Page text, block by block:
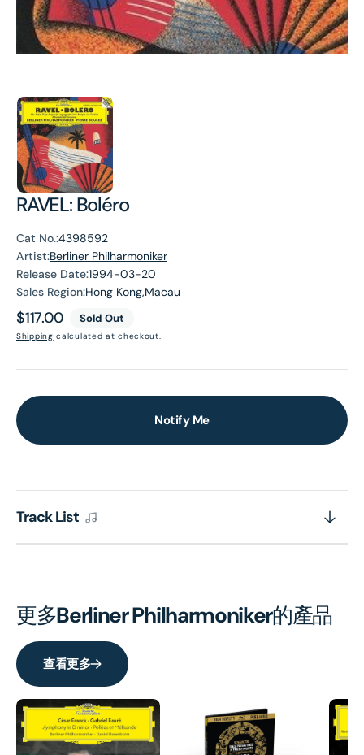
RAVEL: Boléro
Cat No.:4398592
Artist:Berliner Philharmoniker
Release Date:1994-03-20
Sales Region:Hong Kong,Macau
Regular
price
$117.00 Sold Out
Shipping calculated at checkout.
Notify Me
Track List
更多Berliner Philharmoniker的產品
查看更多